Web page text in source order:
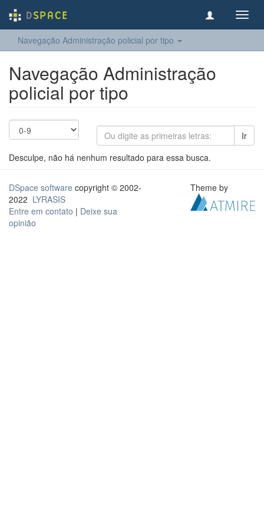
Navegação Administração policial por tipo
Navegação Administração
policial por tipo
Ir
Desculpe, não há nenhum resultado para essa busca.
DSpace software copyright © 2002-
2022 LYRASIS
Entre em contato | Deixe sua
opinião
Theme by